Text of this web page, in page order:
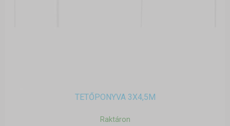
TETŐPONYVA 3X4,5M
Raktáron